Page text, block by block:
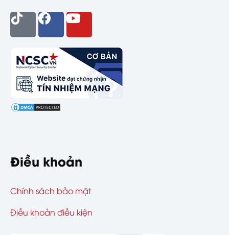
Điều khoản
Chính sách bảo mật
Điều khoản điều kiện